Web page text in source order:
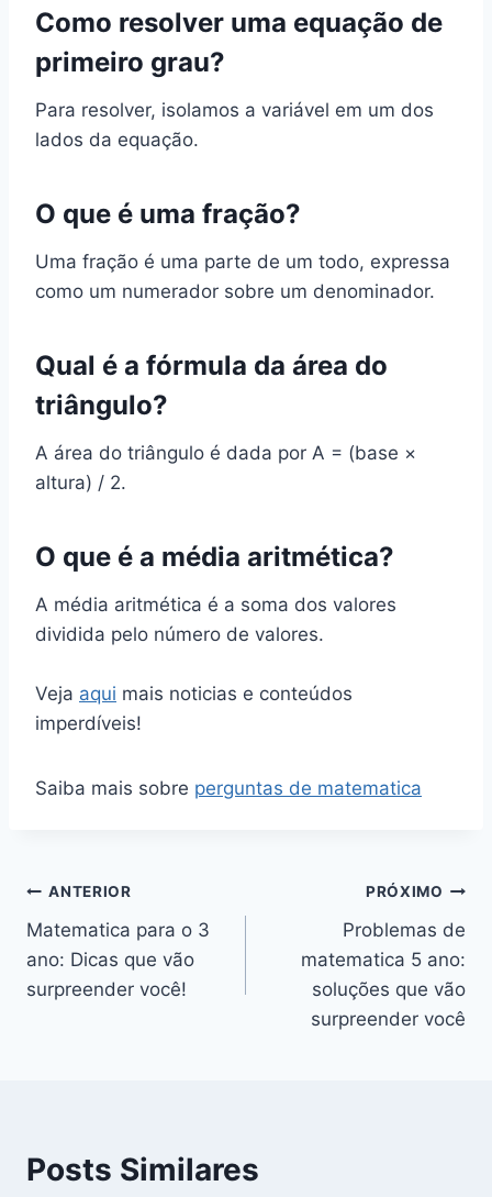
Como resolver uma equação de
primeiro grau?
Para resolver, isolamos a variável em um dos
lados da equação.
O que é uma fração?
Uma fração é uma parte de um todo, expressa
como um numerador sobre um denominador.
Qual é a fórmula da área do
triângulo?
A área do triângulo é dada por A = (base ×
altura) / 2.
O que é a média aritmética?
A média aritmética é a soma dos valores
dividida pelo número de valores.
Veja aqui mais noticias e conteúdos
imperdíveis!
Saiba mais sobre perguntas de matematica
Navegação
de
Post
ANTERIOR
Matematica para o 3
ano: Dicas que vão
surpreender você!
PRÓXIMO
Problemas de
matematica 5 ano:
soluções que vão
surpreender você
Posts Similares